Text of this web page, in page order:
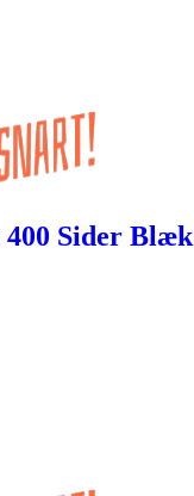
Sider Blæk